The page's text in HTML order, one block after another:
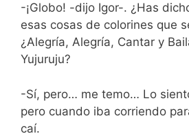
-¡Globo! -dijo Igor-. ¿Has
esas cosas de colorines que
¿Alegría, Alegría, Cantar y
Yujuruju?
-Sí, pero… me temo… Lo
pero cuando iba corriendo
caí.